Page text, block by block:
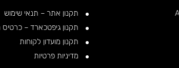
תקנון גיפטכארד – כרטיס